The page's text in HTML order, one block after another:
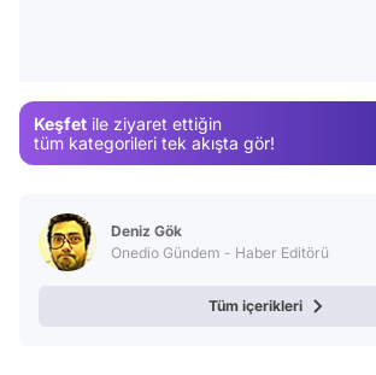
Keşfet ile ziyaret ettiğin
tüm kategorileri tek akışta gör!
Deniz Gök
Onedio Gündem - Haber Editörü
Tüm içerikleri